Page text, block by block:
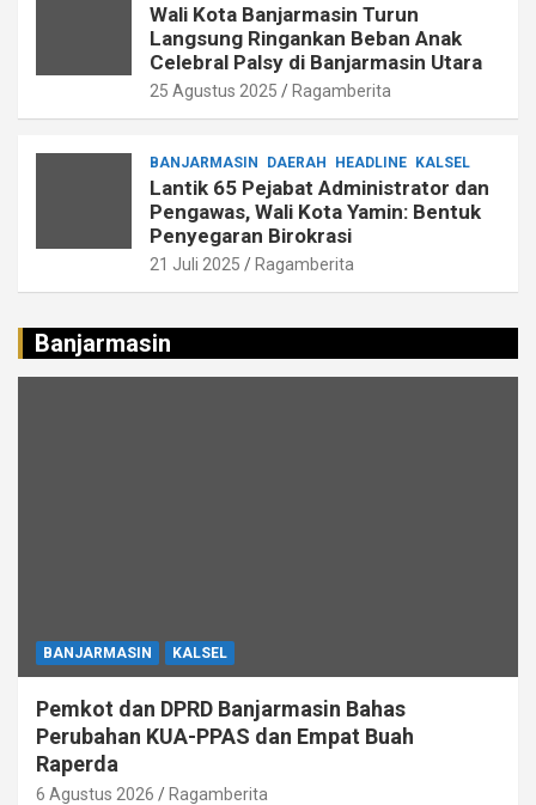
Wali Kota Banjarmasin Turun
Langsung Ringankan Beban Anak
Celebral Palsy di Banjarmasin Utara
25 Agustus 2025 Ragamberita
BANJARMASIN DAERAH HEADLINE KALSEL
Lantik 65 Pejabat Administrator dan
Pengawas, Wali Kota Yamin: Bentuk
Penyegaran Birokrasi
21 Juli 2025 Ragamberita
Banjarmasin
BANJARMASIN KALSEL
Pemkot dan DPRD Banjarmasin Bahas
Perubahan KUA-PPAS dan Empat Buah
Raperda
6 Agustus 2026 Ragamberita